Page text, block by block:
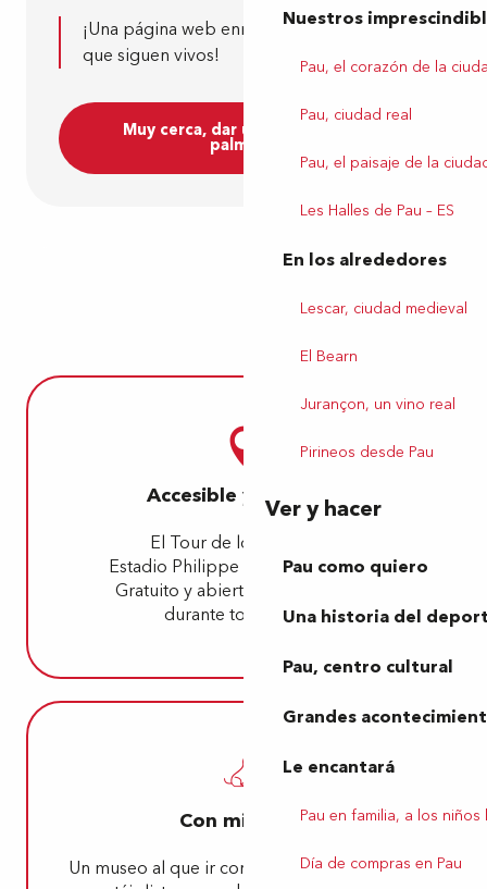
Nuestros
Pau, el corazón de la
Pau, ciudad real
Pau, el paisaje de la
Les Halles de Pau – ES
En los alrededores
Lescar, ciudad medieval
El Bearn
Jurançon, un vino real
Pirineos desde Pau
Ver y hacer
Pau como quiero
Una historia del
Pau, centro cultural
Grandes
Le encantará
Pau en familia, a los niños
Día de compras en Pau
¡Una página web enriquecida con archivos
que siguen vivos!
Muy cerca, dar un paseo por el
palmeral
Accesible y gratuito
El Tour de los Gigantes:
Estadio Philippe Tissié, 64000 Pau
Gratuito y abierto todos los días,
durante todo el año.
Con mi perro
Un museo al que ir con Médor. ¡Una correa y